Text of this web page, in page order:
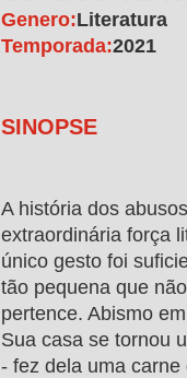
Genero:Literatura
Temporada:2021
SINOPSE
A história dos
extraordinária força
único gesto foi
tão pequena que
pertence. Abismo
Sua casa se tornou
- fez dela uma